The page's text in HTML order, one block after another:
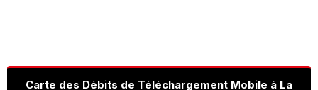
Carte des Débits de Téléchargement Mobile à La